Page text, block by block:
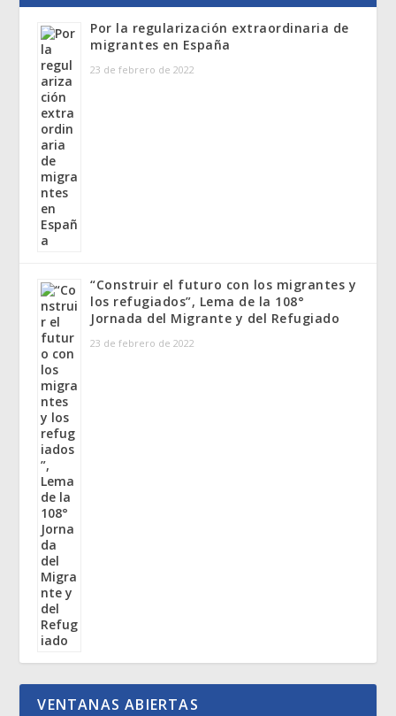
Por la regularización extraordinaria de
migrantes en España
23 de febrero de 2022
“Construir el futuro con los migrantes y
los refugiados”, Lema de la 108°
Jornada del Migrante y del Refugiado
23 de febrero de 2022
VENTANAS ABIERTAS